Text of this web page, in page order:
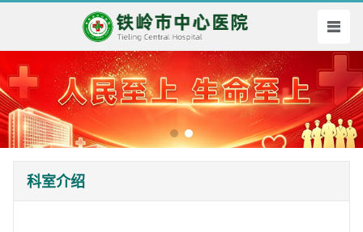
科室介绍